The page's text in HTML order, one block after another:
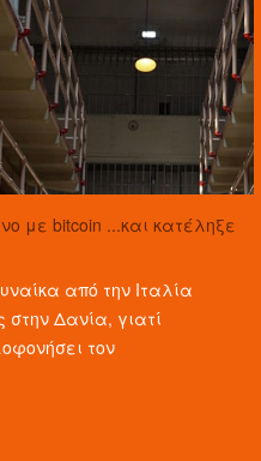
με bitcoin ...και κατέληξε
από την Ιταλία
Δανία, γιατί
τον